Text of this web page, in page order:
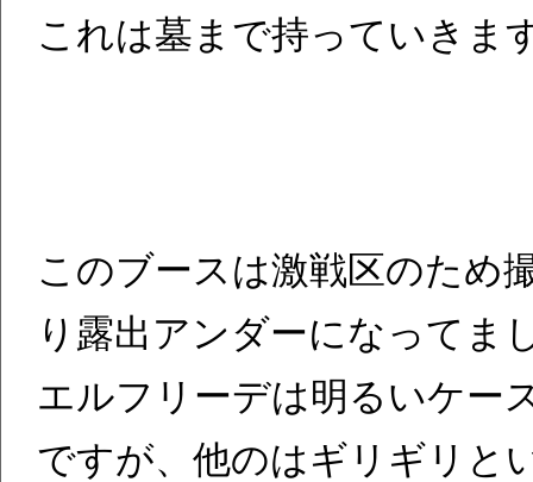
これは墓まで持っていきま
このブースは激戦区のため
り露出アンダーになってま
エルフリーデは明るいケー
ですが、他のはギリギリと